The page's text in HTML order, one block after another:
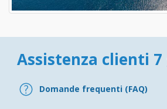
Assistenza clienti
Domande frequenti (FAQ)